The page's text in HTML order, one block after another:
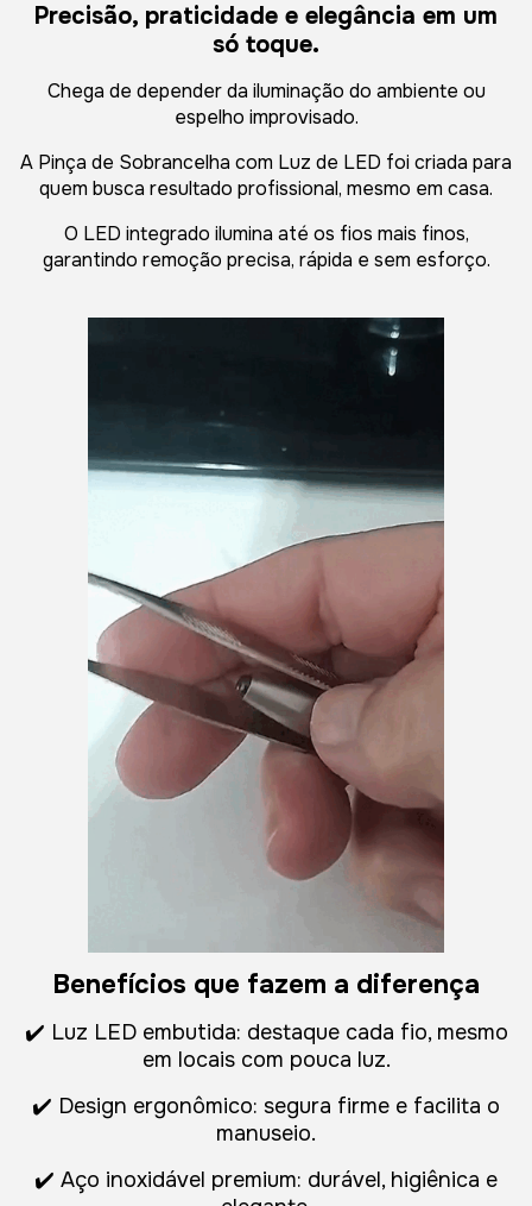
Precisão, praticidade e elegância em um
só toque.
Chega de depender da iluminação do ambiente ou
espelho improvisado.
A Pinça de Sobrancelha com Luz de LED foi criada para
quem busca resultado profissional, mesmo em casa.
O LED integrado ilumina até os fios mais finos,
garantindo remoção precisa, rápida e sem esforço.
Benefícios que fazem a diferença
✔️ Luz LED embutida: destaque cada fio, mesmo
em locais com pouca luz.
✔️ Design ergonômico: segura firme e facilita o
manuseio.
✔️ Aço inoxidável premium: durável, higiênica e